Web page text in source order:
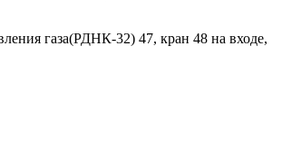
газа(РДНК-32) 47, кран 48 на входе,